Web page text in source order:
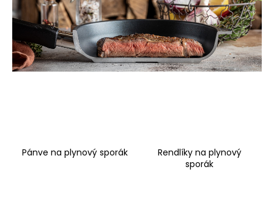
Pánve na plynový sporák
Rendlíky na plynový
sporák
D
o
p
u